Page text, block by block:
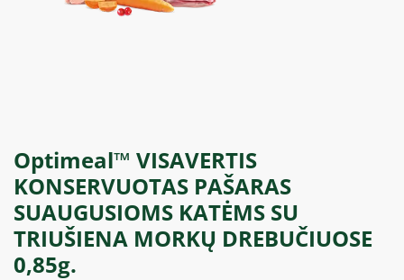
Optimeal™ VISAVERTIS
KONSERVUOTAS PAŠARAS
SUAUGUSIOMS KATĖMS SU
TRIUŠIENA MORKŲ DREBUČIUOSE
0,85g.